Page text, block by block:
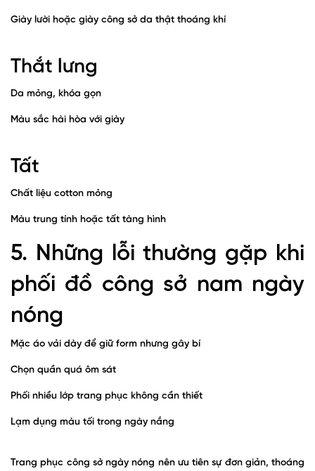
Giày lười hoặc giày công sở da thật thoáng khí
Thắt lưng
Da mỏng, khóa gọn
Màu sắc hài hòa với giày
Tất
Chất liệu cotton mỏng
Màu trung tính hoặc tất tàng hình
5. Những lỗi thường gặp khi
phối đồ công sở nam ngày
nóng
Mặc áo vải dày để giữ form nhưng gây bí
Chọn quần quá ôm sát
Phối nhiều lớp trang phục không cần thiết
Lạm dụng màu tối trong ngày nắng
Trang phục công sở ngày nóng nên ưu tiên sự đơn giản, thoáng